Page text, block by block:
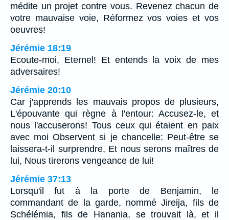
médite un projet contre vous. Revenez chacun de
votre mauvaise voie, Réformez vos voies et vos
oeuvres!
Jérémie 18:19
Ecoute-moi, Eternel! Et entends la voix de mes
adversaires!
Jérémie 20:10
Car j'apprends les mauvais propos de plusieurs,
L'épouvante qui règne à l'entour: Accusez-le, et
nous l'accuserons! Tous ceux qui étaient en paix
avec moi Observent si je chancelle: Peut-être se
laissera-t-il surprendre, Et nous serons maîtres de
lui, Nous tirerons vengeance de lui!
Jérémie 37:13
Lorsqu'il fut à la porte de Benjamin, le
commandant de la garde, nommé Jireija, fils de
Schélémia, fils de Hanania, se trouvait là, et il